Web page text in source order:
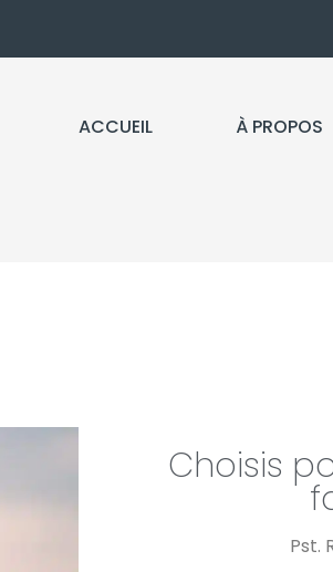
ACCUEIL À PROPOS
Choisis
Pst.